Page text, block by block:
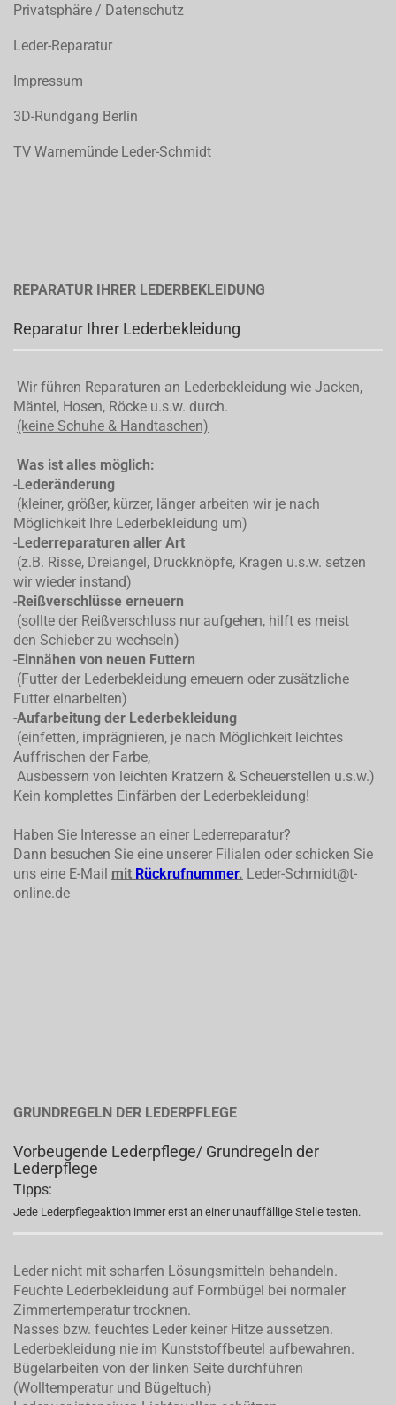
Privatsphäre / Datenschutz
Leder-Reparatur
Impressum
3D-Rundgang Berlin
TV Warnemünde Leder-Schmidt
REPARATUR IHRER LEDERBEKLEIDUNG
Reparatur Ihrer Lederbekleidung
Wir führen Reparaturen an Lederbekleidung wie Jacken,
Mäntel, Hosen, Röcke u.s.w. durch.
(keine Schuhe & Handtaschen)
Was ist alles möglich:
-Lederänderung
(kleiner, größer, kürzer, länger arbeiten wir je nach
Möglichkeit Ihre Lederbekleidung um)
-Lederreparaturen aller Art
(z.B. Risse, Dreiangel, Druckknöpfe, Kragen u.s.w. setzen
wir wieder instand)
-Reißverschlüsse erneuern
(sollte der Reißverschluss nur aufgehen, hilft es meist
den Schieber zu wechseln)
-Einnähen von neuen Futtern
(Futter der Lederbekleidung erneuern oder zusätzliche
Futter einarbeiten)
-Aufarbeitung der Lederbekleidung
(einfetten, imprägnieren, je nach Möglichkeit leichtes
Auffrischen der Farbe,
Ausbessern von leichten Kratzern & Scheuerstellen u.s.w.)
Kein komplettes Einfärben der Lederbekleidung!
Haben Sie Interesse an einer Lederreparatur?
Dann besuchen Sie eine unserer Filialen oder schicken Sie
uns eine E-Mail mit Rückrufnummer. Leder-Schmidt@t-
online.de
GRUNDREGELN DER LEDERPFLEGE
Vorbeugende Lederpflege/ Grundregeln der
Lederpflege
Tipps:
Jede Lederpflegeaktion immer erst an einer unauffällige Stelle testen.
Leder nicht mit scharfen Lösungsmitteln behandeln.
Feuchte Lederbekleidung auf Formbügel bei normaler
Zimmertemperatur trocknen.
Nasses bzw. feuchtes Leder keiner Hitze aussetzen.
Lederbekleidung nie im Kunststoffbeutel aufbewahren.
Bügelarbeiten von der linken Seite durchführen
(Wolltemperatur und Bügeltuch)